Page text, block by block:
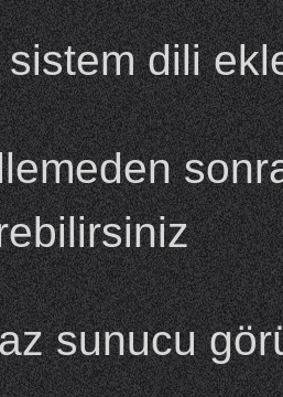
sistem dili
sunucu